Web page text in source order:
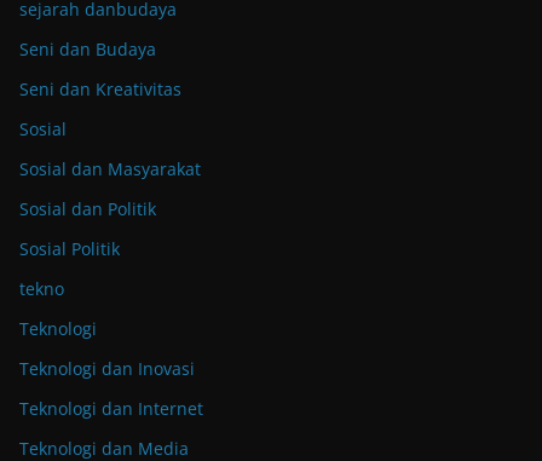
sejarah danbudaya
Seni dan Budaya
Seni dan Kreativitas
Sosial
Sosial dan Masyarakat
Sosial dan Politik
Sosial Politik
tekno
Teknologi
Teknologi dan Inovasi
Teknologi dan Internet
Teknologi dan Media